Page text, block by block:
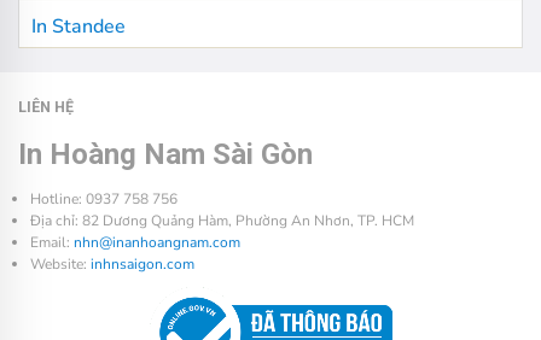
In Standee
LIÊN HỆ
In Hoàng Nam Sài Gòn
Hotline: 0937 758 756
Địa chỉ: 82 Dương Quảng Hàm, Phường An Nhơn, TP. HCM
Email: nhn@inanhoangnam.com
Website: inhnsaigon.com